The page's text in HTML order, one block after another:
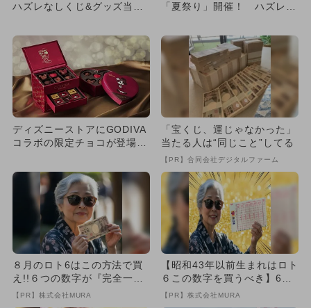
ハズレなしくじ&グッズ当た
「夏祭り」開催！ ハズレな
ディズニーストアにGODIVA
コラボの限定チョコが登場！
「宝くじ、運じゃなかった」
当たる人は“同じこと”してる
【PR】合同会社デジタルファーム
８月のロト6はこの方法で買
え!!６つの数字が『完全一
致』する方法
【PR】株式会社MURA
【昭和43年以前生まれはロト
６この数字を買うべき】6つ
の数字が「完全一致」する
【PR】株式会社MURA